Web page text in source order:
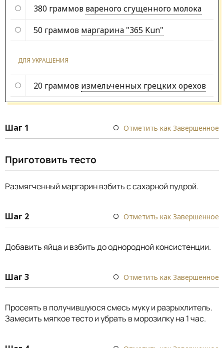
380 граммов вареного сгущенного молока
50 граммов маргарина "365 Kun"
ДЛЯ УКРАШЕНИЯ
20 граммов измельченных грецких орехов
Шаг 1 Отметить как Завершенное
Приготовить тесто
Размягченный маргарин взбить с сахарной пудрой.
Шаг 2 Отметить как Завершенное
Добавить яйца и взбить до однородной консистенции.
Шаг 3 Отметить как Завершенное
Просеять в получившуюся смесь муку и разрыхлитель.
Замесить мягкое тесто и убрать в морозилку на 1 час.